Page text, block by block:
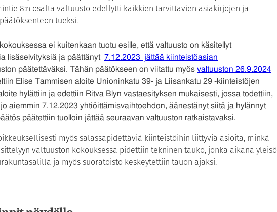
8:n osalta valtuusto edellytti kaikkien tarvittavien asiakirjojen ja
tueksi.
ei kuitenkaan tuotu esille, että valtuusto on käsitellyt
lisäselvityksiä ja päättänyt 7.12.2023 jättää kiinteistöasian
päätettäväksi. Tähän päätökseen on viitattu myös valtuuston 26.9.2024
Elise Tammisen aloite Unioninkatu 39- ja Liisankatu 29 -kiinteistöjen
hylättiin ja edettiin Ritva Blyn vastaesityksen mukaisesti, jossa todettiin,
aiemmin 7.12.2023 yhtiöittämisvaihtoehdon, äänestänyt siitä ja hylännyt
päätettiin tuolloin jättää seuraavan valtuuston ratkaistavaksi.
myös salassapidettäviä kiinteistöihin liittyviä asioita, minkä
valtuuston kokouksessa pidettiin tekninen tauko, jonka aikana yleisö
ja myös suoratoisto keskeytettiin tauon ajaksi.